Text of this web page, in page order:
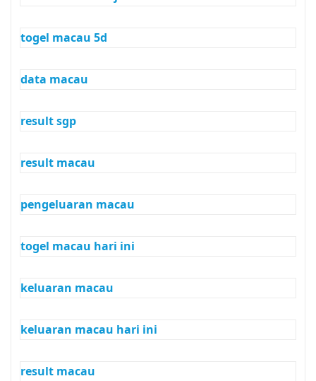
togel macau 5d
data macau
result sgp
result macau
pengeluaran macau
togel macau hari ini
keluaran macau
keluaran macau hari ini
result macau